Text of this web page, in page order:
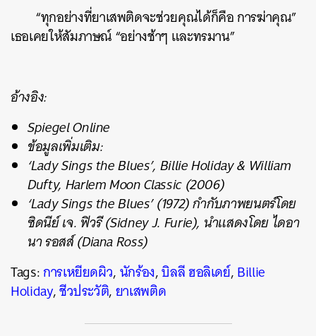
“ทุกอย่างที่ยาเสพติดจะช่วยคุณได้ก็คือ การฆ่าคุณ”
เธอเคยให้สัมภาษณ์ “อย่างช้าๆ และทรมาน”
อ้างอิง:
Spiegel Online
ข้อมูลเพิ่มเติม:
‘Lady Sings the Blues’, Billie Holiday & William
Dufty, Harlem Moon Classic (2006)
‘Lady Sings the Blues’ (1972) กำกับภาพยนตร์โดย
ซิดนีย์ เจ. ฟิวรี (Sidney J. Furie), นำแสดงโดย ไดอา
นา รอสส์ (Diana Ross)
Tags:การเหยียดผิว,นักร้อง,บิลลี ฮอลิเดย์,Billie
Holiday,ชีวประวัติ,ยาเสพติด